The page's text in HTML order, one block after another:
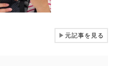
▶元記事を見る